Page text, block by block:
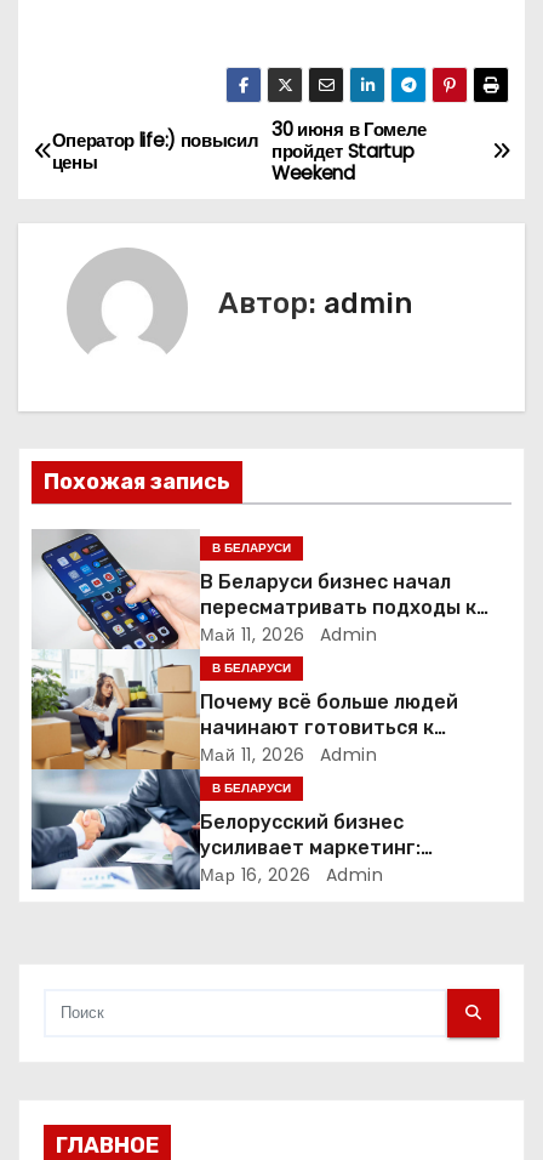
Н
и
я
о
з
а
п
и
30 июня в Гомеле
пройдет Startup
Weekend
Оператор life:) повысил
цены
Автор: admin
Похожая запись
В БЕЛАРУСИ
В Беларуси бизнес начал
пересматривать подходы к
маркетингу и digital-рекламе
Май 11, 2026 Admin
В БЕЛАРУСИ
Почему всё больше людей
начинают готовиться к
переезду заранее
Май 11, 2026 Admin
В БЕЛАРУСИ
Белорусский бизнес
усиливает маркетинг:
компании меняют стратегии
Мар 16, 2026 Admin
ГЛАВНОЕ